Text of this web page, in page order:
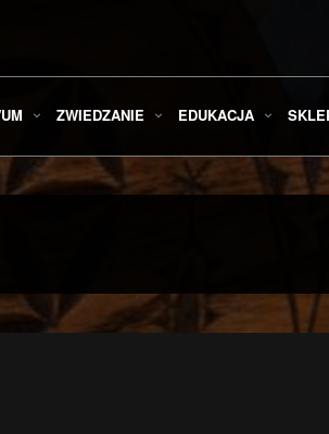
ZWIEDZANIE EDUKACJA